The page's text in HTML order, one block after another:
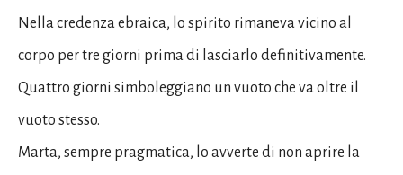
Nella credenza ebraica, lo spirito rimaneva vicino al
corpo per tre giorni prima di lasciarlo definitivamente.
Quattro giorni simboleggiano un vuoto che va oltre il
vuoto stesso.
Marta, sempre pragmatica, lo avverte di non aprire la